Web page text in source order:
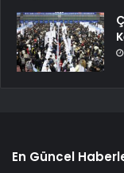
En Güncel